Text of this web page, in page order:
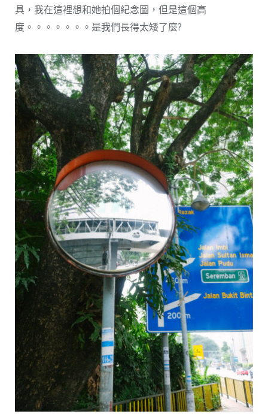
具，我在這裡想和她拍個紀念圖，但是這個高
度。。。。。。。是我們長得太矮了麼?